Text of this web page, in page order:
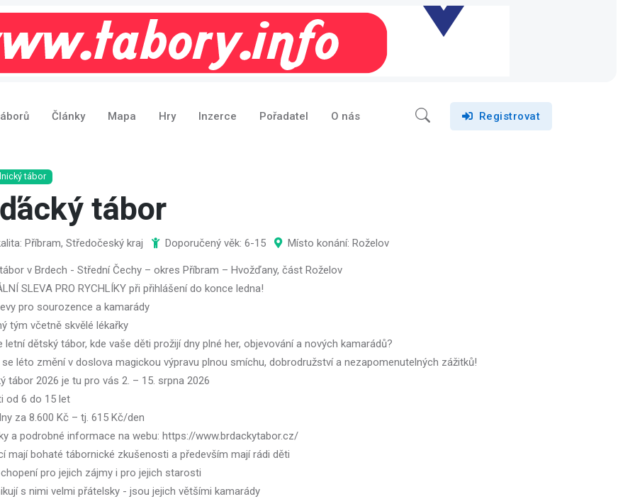
Články Mapa Hry Inzerce Pořadatel O nás Registrovat
tábor
tábor
Příbram, Středočeský kraj Doporučený věk: 6-15 Místo konání: Roželov
v Brdech - Střední Čechy – okres Příbram – Hvožďany, část Roželov
SLEVA PRO RYCHLÍKY při přihlášení do konce ledna!
pro sourozence a kamarády
tým včetně skvělé lékařky
letní dětský tábor, kde vaše děti prožijí dny plné her, objevování a nových kamarádů?
se léto změní v doslova magickou výpravu plnou smíchu, dobrodružství a nezapomenutelných zážitků!
tábor 2026 je tu pro vás 2. – 15. srpna 2026
od 6 do 15 let
za 8.600 Kč – tj. 615 Kč/den
a podrobné informace na webu: https://www.brdackytabor.cz/
mají bohaté tábornické zkušenosti a především mají rádi děti
pro jejich zájmy i pro jejich starosti
s nimi velmi přátelsky - jsou jejich většími kamarády